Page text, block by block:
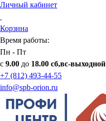
Личный кабинет
Корзина
Время работы:
Пн - Пт
с 9.00 до 18.00 сб,вс-выходной
+7 (812) 493-44-55
info@spb-orion.ru